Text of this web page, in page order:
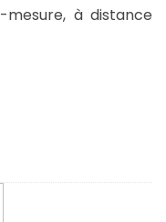
mesure, à distance